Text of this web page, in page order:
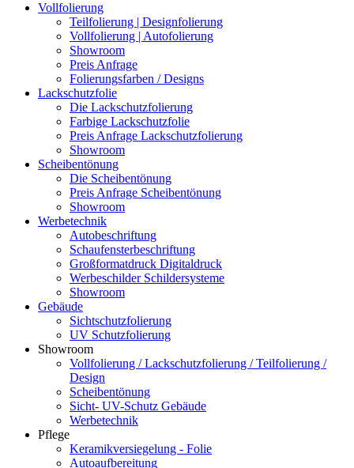
Vollfolierung
Teilfolierung | Designfolierung
Vollfolierung | Autofolierung
Showroom
Preis Anfrage
Folierungsfarben / Designs
Lackschutzfolie
Die Lackschutzfolierung
Farbige Lackschutzfolie
Preis Anfrage Lackschutzfolierung
Showroom
Scheibentönung
Die Scheibentönung
Preis Anfrage Scheibentönung
Showroom
Werbetechnik
Autobeschriftung
Schaufensterbeschriftung
Großformatdruck Digitaldruck
Werbeschilder Schildersysteme
Showroom
Gebäude
Sichtschutzfolierung
UV Schutzfolierung
Showroom
Vollfolierung / Lackschutzfolierung / Teilfolierung /
Design
Scheibentönung
Sicht- UV-Schutz Gebäude
Werbetechnik
Pflege
Keramikversiegelung - Folie
Autoaufbereitung